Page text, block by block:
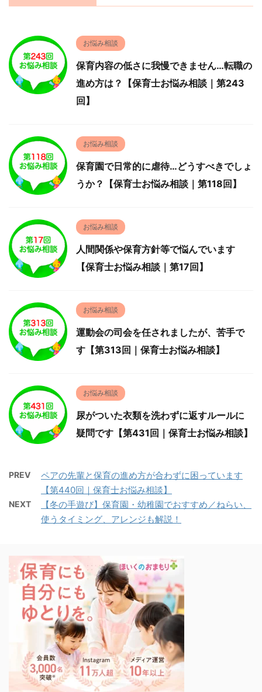
お悩み相談
保育内容の低さに我慢できません…転職の
進め方は？【保育士お悩み相談｜第243
回】
お悩み相談
保育園で日常的に虐待…どうすべきでしょ
うか？【保育士お悩み相談｜第118回】
お悩み相談
人間関係や保育方針等で悩んでいます
【保育士お悩み相談｜第17回】
お悩み相談
運動会の司会を任されましたが、苦手で
す【第313回｜保育士お悩み相談】
お悩み相談
尿がついた衣類を洗わずに返すルールに
疑問です【第431回｜保育士お悩み相談】
PREV
ペアの先輩と保育の進め方が合わずに困っています
【第440回｜保育士お悩み相談】
NEXT
【冬の手遊び】保育園・幼稚園でおすすめ／ねらい、
使うタイミング、アレンジも解説！